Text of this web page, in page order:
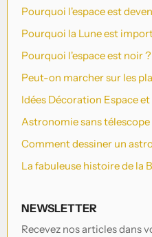
Pourquoi l'espace est
Pourquoi la Lune est
Pourquoi l'espace est noir ?
Peut-on marcher sur les
Idées Décoration Espace
Astronomie sans
Comment dessiner un
La fabuleuse histoire de la
NEWSLETTER
Recevez nos articles dans